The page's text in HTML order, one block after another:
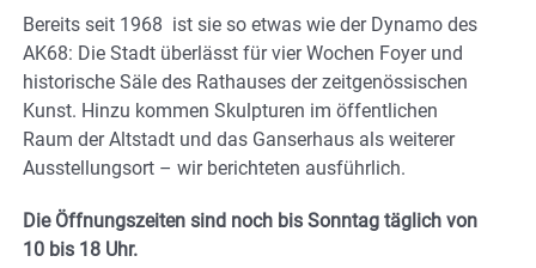
Bereits seit 1968 ist sie so etwas wie der Dynamo des
AK68: Die Stadt überlässt für vier Wochen Foyer und
historische Säle des Rathauses der zeitgenössischen
Kunst. Hinzu kommen Skulpturen im öffentlichen
Raum der Altstadt und das Ganserhaus als weiterer
Ausstellungsort – wir berichteten ausführlich.
Die Öffnungszeiten sind noch bis Sonntag täglich von
10 bis 18 Uhr.